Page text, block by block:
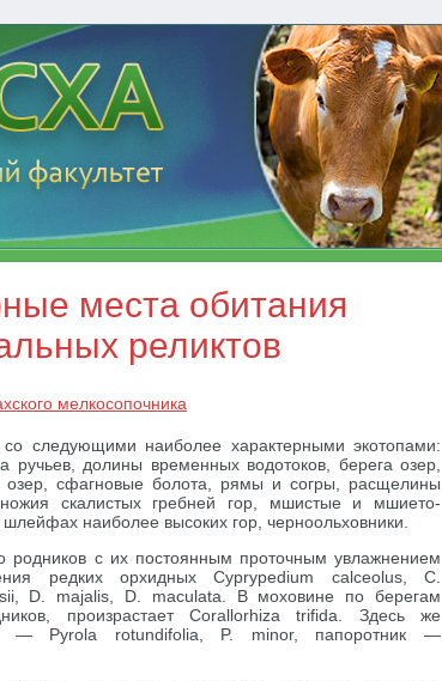
места обитания
реликтов
мелкосопочника
следующими наиболее характерными экотопами:
ручьев, долины временных водотоков, берега озер,
озер, сфагновые болота, рямы и согры, расщелины
скалистых гребней гор, мшистые и мшието-
наиболее высоких гор, черноольховники.
родников с их постоянным проточным увлажнением
редких орхидных Cyprypedium calceolus, С.
D. majalis, D. maculata. В моховине по берегам
произрастает Corallorhiza trifida. Здесь же
— Pyrola rotundifolia, P. minor, папоротник —